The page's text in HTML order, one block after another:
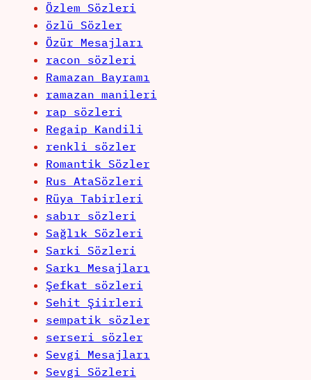
Özlem Sözleri
özlü Sözler
Özür Mesajları
racon sözleri
Ramazan Bayramı
ramazan manileri
rap sözleri
Regaip Kandili
renkli sözler
Romantik Sözler
Rus AtaSözleri
Rüya Tabirleri
sabır sözleri
Sağlık Sözleri
Sarki Sözleri
Sarkı Mesajları
Şefkat sözleri
Sehit Şiirleri
sempatik sözler
serseri sözler
Sevgi Mesajları
Sevgi Sözleri